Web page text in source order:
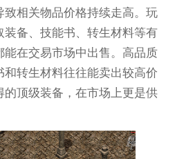
致相关物品价格持续走高。玩
装备、技能书、转生材料等有
在交易市场中出售。高品质
转生材料往往能卖出较高价
顶级装备，在市场上更是供